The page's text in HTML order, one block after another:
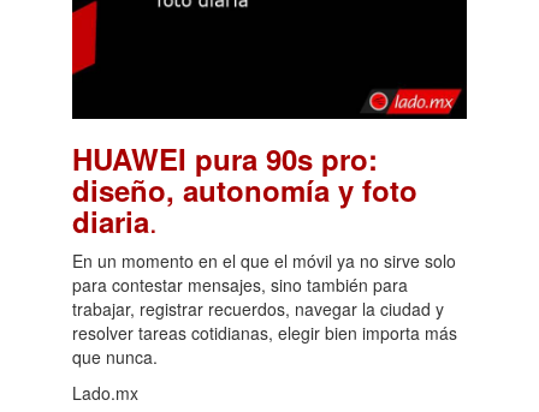
HUAWEI pura 90s pro:
diseño, autonomía y foto
diaria.
En un momento en el que el móvil ya no sirve solo
para contestar mensajes, sino también para
trabajar, registrar recuerdos, navegar la ciudad y
resolver tareas cotidianas, elegir bien importa más
que nunca.
Lado.mx